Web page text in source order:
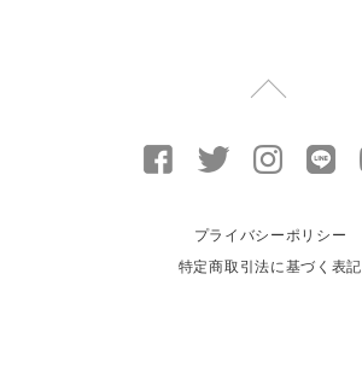
プライバシーポリシー
特定商取引法に基づく表記